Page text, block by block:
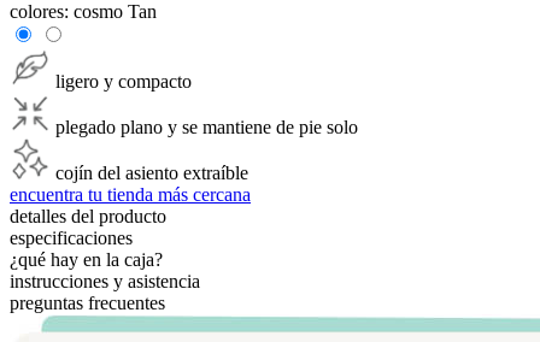
colores: cosmo Tan
ligero y compacto
plegado plano y se mantiene de pie solo
cojín del asiento extraíble
encuentra tu tienda más cercana
detalles del producto
especificaciones
¿qué hay en la caja?
instrucciones y asistencia
preguntas frecuentes